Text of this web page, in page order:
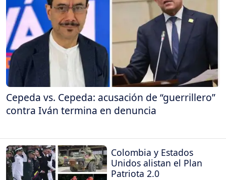
Cepeda vs. Cepeda: acusación de “guerrillero”
contra Iván termina en denuncia
Colombia y Estados
Unidos alistan el Plan
Patriota 2.0